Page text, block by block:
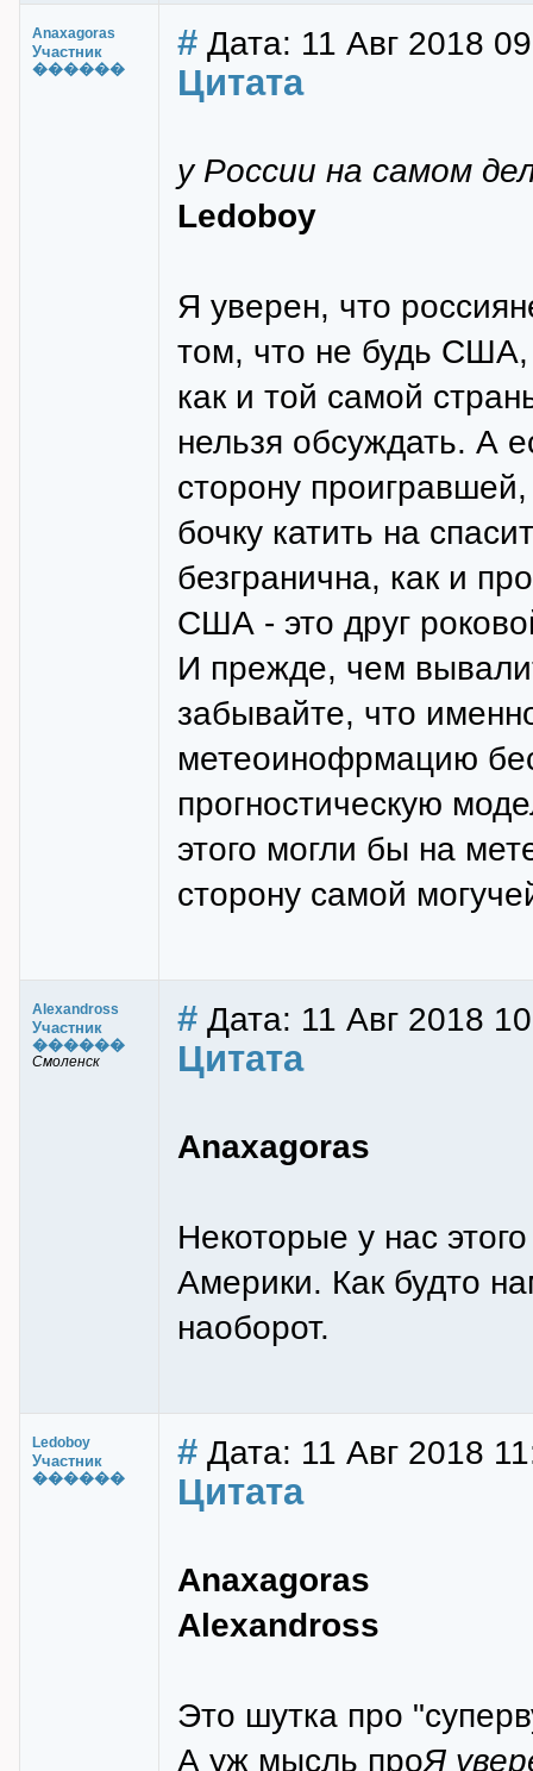
Anaxagoras
Участник
������
# Дата: 11 Авг 2018
Цитата
у России на самом
Ledoboy
Я уверен, что
том, что не будь США,
как и той самой
нельзя обсуждать. А
сторону
бочку катить на
безгранична, как и
США - это друг
И прежде, чем
забывайте, что
метеоинофрмацию
прогностическую
этого могли бы на
сторону самой
Alexandross
Участник
������
Смоленск
# Дата: 11 Авг 2018
Цитата
Anaxagoras
Некоторые у нас
Америки. Как будто
наоборот.
Ledoboy
Участник
������
# Дата: 11 Авг 2018
Цитата
Anaxagoras
Alexandross
Это шутка про
А уж мысль проЯ